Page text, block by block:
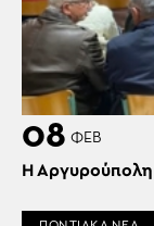
08 ΦΕΒ
Η Αργυρούπολη